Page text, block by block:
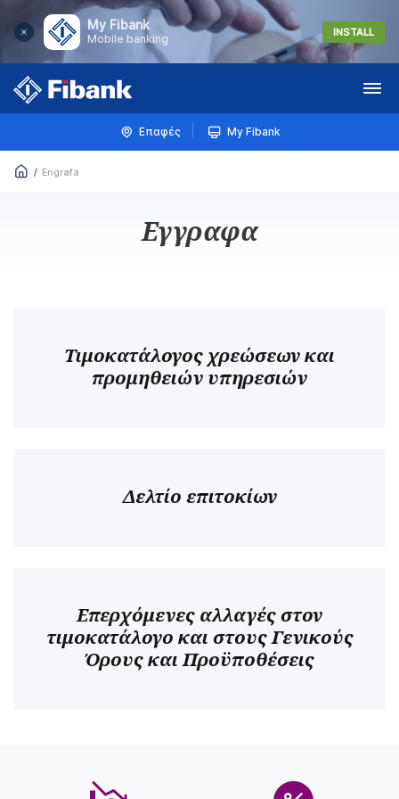
My Fibank
Mobile banking
INSTALL
Меню
Επαφές My Fibank
Engrafa
Εγγραφα
Τιμοκατάλογος χρεώσεων και
προμηθειών υπηρεσιών
Δελτίο επιτοκίων
Επερχόμενες αλλαγές στον
τιμοκατάλογο και στους Γενικούς
Όρους και Προϋποθέσεις